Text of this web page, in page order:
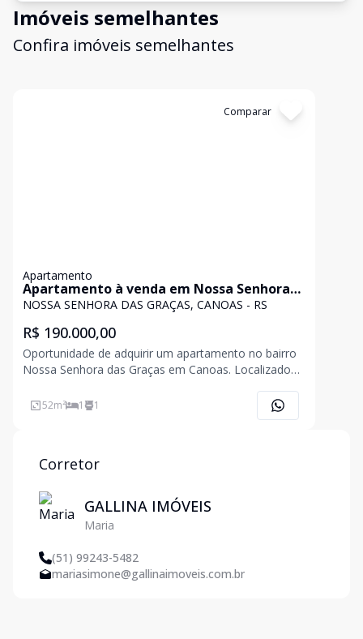
Imóveis semelhantes
Confira imóveis semelhantes
Comparar
Apartamento
Apartamento à venda em Nossa Senhora
das Graças
NOSSA SENHORA DAS GRAÇAS, CANOAS - RS
R$ 190.000,00
Oportunidade de adquirir um apartamento no bairro
Nossa Senhora das Graças em Canoas. Localizado
excelente localização e potencial para se tornar o lar
dos seus sonhos. Apartamento com 01 dormitório,
52m² 1 1
Corretor
GALLINA IMÓVEIS
Maria
(51) 99243-5482
mariasimone@gallinaimoveis.com.br